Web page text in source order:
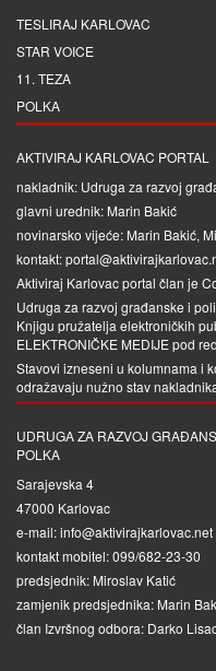
TESLIRAJ KARLOVAC
STAR VOICE
11. TEZA
POLKA
AKTIVIRAJ KARLOVAC PORTAL
nakladnik: Udruga za razvoj
glavni urednik: Marin Bakić
novinarsko vijeće: Marin Bakić,
kontakt:
Aktiviraj Karlovac portal član je
Udruga za razvoj građanske i
Knjigu pružatelja elektroničkih
ELEKTRONIČKE MEDIJEpod
Stavovi izneseni u kolumnama i
odražavaju nužno stav
UDRUGA ZA RAZVOJ
POLKA
Sarajevska 4
47000 Karlovac
e-mail: info@aktivirajkarlovac.net
kontakt mobitel: 099/682-23-30
predsjednik: Miroslav Katić
zamjenik predsjednika: Marin
član Izvršnog odbora: Darko